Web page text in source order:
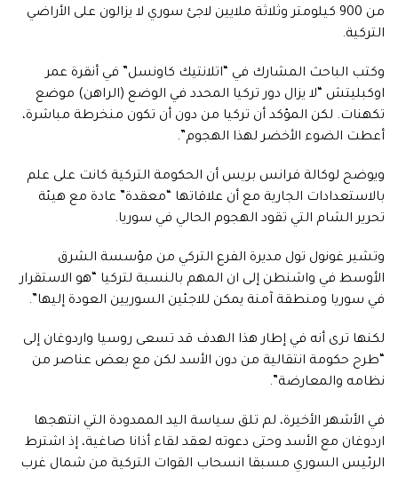
من 900 كيلومتر وثلاثة ملايين لاجئ سوري لا يزالون على الأراضي
التركية.
وكتب الباحث المشارك في “اتلانتيك كاونسل” في أنقرة عمر
اوكبليتش “لا يزال دور تركيا المحدد في الوضع (الراهن) موضع
تكهنات. لكن المؤكد أن تركيا من دون أن تكون منخرطة مباشرة،
أعطت الضوء الأخضر لهذا الهجوم”.
ويوضح لوكالة فرانس بريس أن الحكومة التركية كانت على علم
بالاستعدادات الجارية مع أن علاقاتها “معقدة” عادة مع هيئة
تحرير الشام التي تقود الهجوم الحالي في سوريا.
وتشير غونول تول مديرة الفرع التركي من مؤسسة الشرق
الأوسط في واشنطن إلى ان المهم بالنسبة لتركيا “هو الاستقرار
في سوريا ومنطقة آمنة يمكن للاجئين السوريين العودة إليها”.
لكنها ترى أنه في إطار هذا الهدف قد تسعى روسيا واردوغان إلى
“طرح حكومة انتقالية من دون الأسد لكن مع بعض عناصر من
نظامه والمعارضة”.
في الأشهر الأخيرة، لم تلق سياسة اليد الممدودة التي انتهجها
اردوغان مع الأسد وحتى دعوته لعقد لقاء أذانا صاغية، إذ اشترط
الرئيس السوري مسبقا انسحاب القوات التركية من شمال غرب